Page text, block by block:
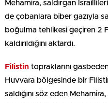
Mehamira, saldırgan
de çobanlara biber gazıyla
boğulma tehlikesi geçiren 2
kaldırıldığını aktardı.
Filistin topraklarını
Huvvara bölgesinde bir
saldığını söz eden